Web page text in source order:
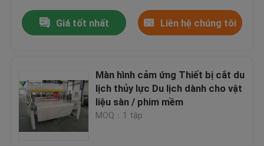
Giá tốt nhất Liên hệ chúng tôi
Màn hình cảm ứng Thiết bị cắt du
lịch thủy lực Du lịch dành cho vật
liệu sàn / phim mềm
MOQ：1 tập